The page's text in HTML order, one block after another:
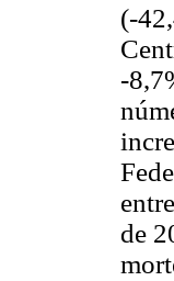
(-
-
de